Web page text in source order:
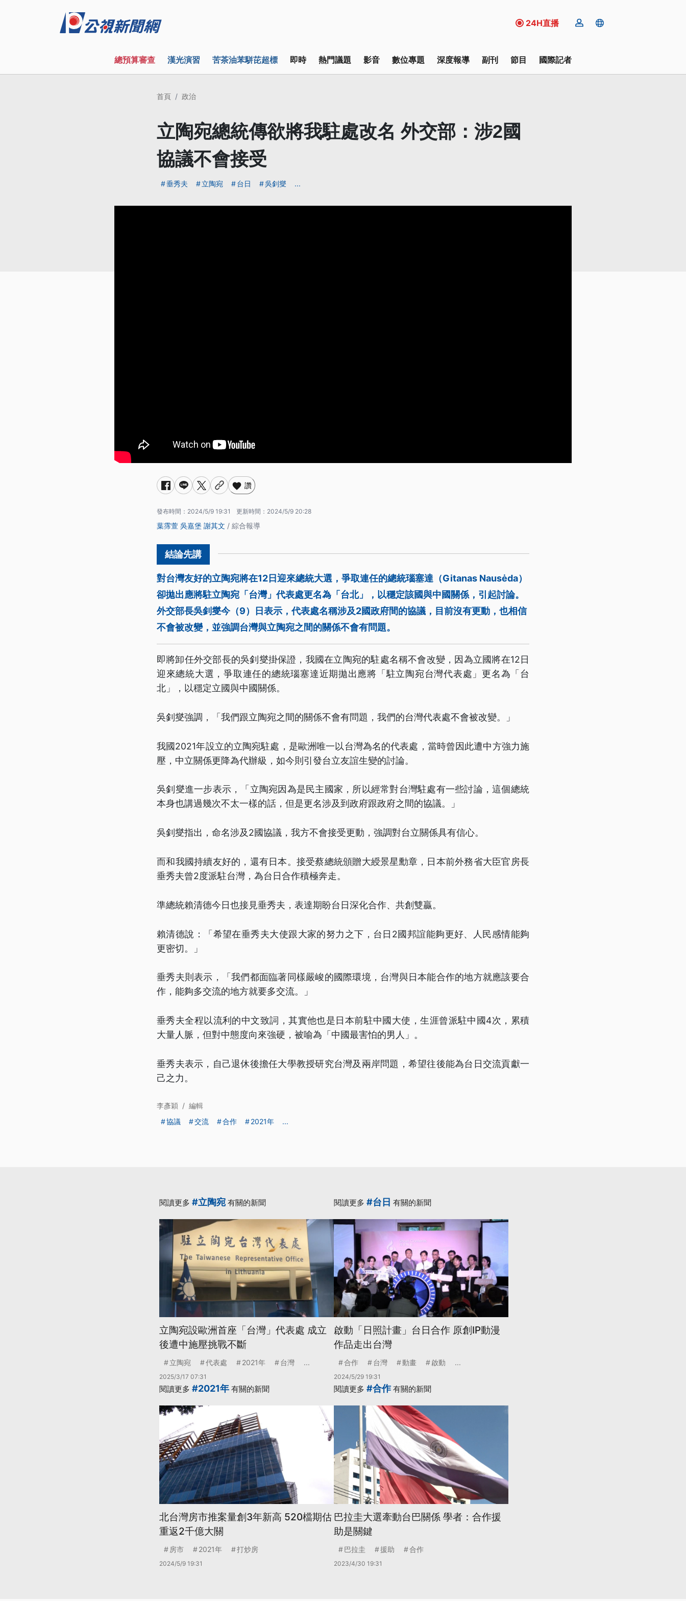
24H直播
總預算審查 漢光演習 苦茶油苯駢芘超標 即時 熱門議題 影音 數位專題 深度報導 副刊 節目 國際記者
首頁 政治
立陶宛總統傳欲將我駐處改名 外交部：涉2國
協議不會接受
垂秀夫 立陶宛 台日 吳釗燮 ...
讚
發布時間： 2024/5/9 19:31 更新時間： 2024/5/9 20:28
葉霈萱 吳嘉堡 謝其文 / 綜合報導
對台灣友好的立陶宛將在12日迎來總統大選，爭取連任的總統瑙塞達（Gitanas Nausėda）
卻拋出應將駐立陶宛「台灣」代表處更名為「台北」，以穩定該國與中國關係，引起討論。
外交部長吳釗燮今（9）日表示，代表處名稱涉及2國政府間的協議，目前沒有更動，也相信
不會被改變，並強調台灣與立陶宛之間的關係不會有問題。
即將卸任外交部長的吳釗燮掛保證，我國在立陶宛的駐處名稱不會改變，因為立國將在12日
迎來總統大選，爭取連任的總統瑙塞達近期拋出應將「駐立陶宛台灣代表處」更名為「台
北」，以穩定立國與中國關係。
吳釗燮強調，「我們跟立陶宛之間的關係不會有問題，我們的台灣代表處不會被改變。」
我國2021年設立的立陶宛駐處，是歐洲唯一以台灣為名的代表處，當時曾因此遭中方強力施
壓，中立關係更降為代辦級，如今則引發台立友誼生變的討論。
吳釗燮進一步表示，「立陶宛因為是民主國家，所以經常對台灣駐處有一些討論，這個總統
本身也講過幾次不太一樣的話，但是更名涉及到政府跟政府之間的協議。」
吳釗燮指出，命名涉及2國協議，我方不會接受更動，強調對台立關係具有信心。
而和我國持續友好的，還有日本。接受蔡總統頒贈大綬景星勳章，日本前外務省大臣官房長
垂秀夫曾2度派駐台灣，為台日合作積極奔走。
準總統賴清德今日也接見垂秀夫，表達期盼台日深化合作、共創雙贏。
賴清德說：「希望在垂秀夫大使跟大家的努力之下，台日2國邦誼能夠更好、人民感情能夠
更密切。」
垂秀夫則表示，「我們都面臨著同樣嚴峻的國際環境，台灣與日本能合作的地方就應該要合
作，能夠多交流的地方就要多交流。」
垂秀夫全程以流利的中文致詞，其實他也是日本前駐中國大使，生涯曾派駐中國4次，累積
大量人脈，但對中態度向來強硬，被喻為「中國最害怕的男人」。
垂秀夫表示，自己退休後擔任大學教授研究台灣及兩岸問題，希望往後能為台日交流貢獻一
己之力。
李彥穎 / 編輯
協議
交流 合作 2021年 ...
閱讀更多 #立陶宛 有關的新聞
立陶宛設歐洲首座「台灣」代表處 成立
後遭中施壓挑戰不斷
立陶宛 代表處 2021年 台灣 ...
2025/3/17 07:31
閱讀更多 #台日 有關的新聞
啟動「日照計畫」台日合作 原創IP動漫
作品走出台灣
合作 台灣 動畫 啟動 ...
2024/5/29 19:31
閱讀更多 #2021年 有關的新聞
北台灣房市推案量創3年新高 520檔期估
重返2千億大關
房市 2021年 打炒房
2024/5/9 19:31
閱讀更多 #合作有關的新聞
巴拉圭大選牽動台巴關係 學者：合作援
助是關鍵
巴拉圭 援助 合作
2023/4/30 19:31